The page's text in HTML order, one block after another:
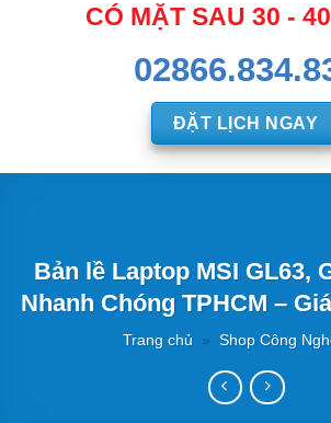
CÓ MẶT SAU 30 -
ĐẶT LỊCH NGAY
Bản lề Laptop MSI GL63,
Nhanh Chóng TPHCM –
Trang chủ » Shop Công